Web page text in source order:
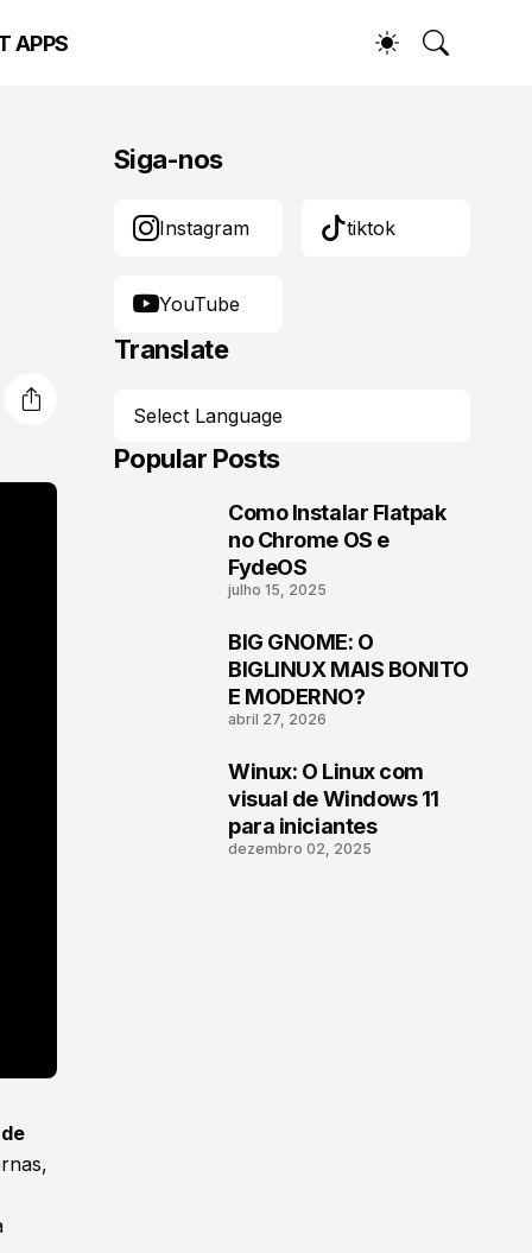
APPS
Siga-nos
Instagram tiktok
YouTube
Translate
Popular Posts
Como Instalar Flatpak
no Chrome OS e
FydeOS
julho 15, 2025
BIG GNOME: O
BIGLINUX MAIS BONITO
E MODERNO?
abril 27, 2026
Winux: O Linux com
visual de Windows 11
para iniciantes
dezembro 02, 2025